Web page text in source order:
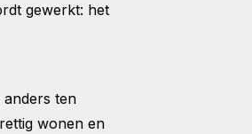
gewerkt: het
ten
wonen en